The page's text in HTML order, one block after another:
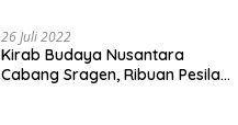
Kerja, Berjalan Lancar dan
Sukses
26 Juli 2022
Kirab Budaya Nusantara
Cabang Sragen, Ribuan Pesilat